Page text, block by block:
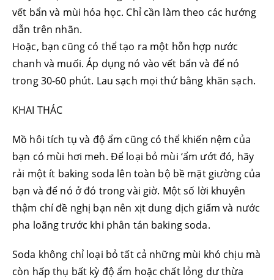
vết bẩn và mùi hóa học. Chỉ cần làm theo các hướng
dẫn trên nhãn.
Hoặc, bạn cũng có thể tạo ra một hỗn hợp nước
chanh và muối. Áp dụng nó vào vết bẩn và để nó
trong 30-60 phút. Lau sạch mọi thứ bằng khăn sạch.
KHAI THÁC
Mồ hôi tích tụ và độ ẩm cũng có thể khiến nệm của
bạn có mùi hơi meh. Để loại bỏ mùi ‘ẩm ướt đó, hãy
rải một ít baking soda lên toàn bộ bề mặt giường của
bạn và để nó ở đó trong vài giờ. Một số lời khuyên
thậm chí đề nghị bạn nên xịt dung dịch giấm và nước
pha loãng trước khi phân tán baking soda.
Soda không chỉ loại bỏ tất cả những mùi khó chịu mà
còn hấp thụ bất kỳ độ ẩm hoặc chất lỏng dư thừa